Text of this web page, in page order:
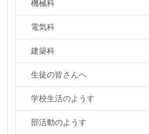
機械科
電気科
建築科
生徒の皆さんへ
学校生活のようす
部活動のようす